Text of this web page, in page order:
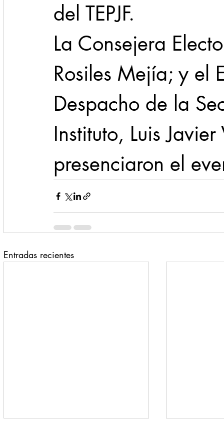
del TEPJF.
La Consejera
Rosiles Mejía; y el
Despacho de la
Instituto, Luis
presenciaron el
Entradas recientes